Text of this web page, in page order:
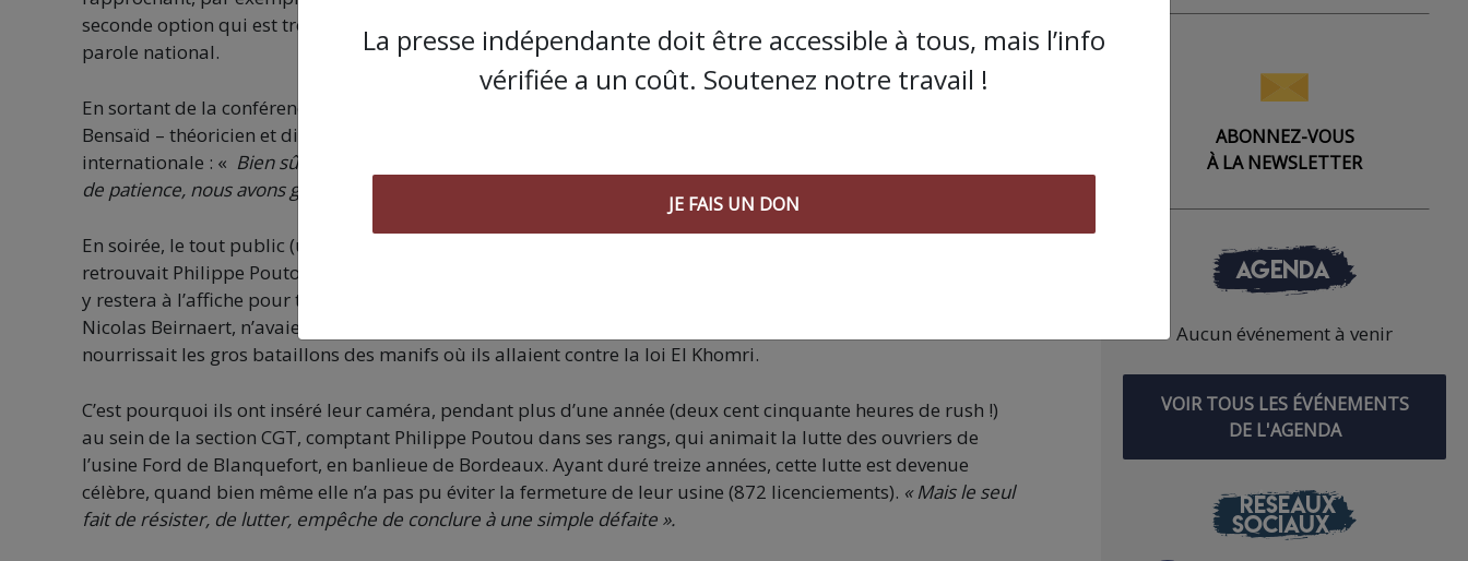
seconde option qui est très largement majoritaire, a-t-il été assuré, autour d’un Philippe Poutou porte-
parole national.
En sortant de la conférence, on remarquait sur une affiche collector, dans le local, les propos de Daniel
Bensaïd – théoricien et dirigeant historique de la Ligue Communiste Révolutionnaire et de la Quatrième
internationale : « Bien sûr nous avons eu davantage de soirées défaites que de matins triomphants. Et à force
de patience, nous avons gagné le droit précieux de recommencer…. »
En soirée, le tout public (une salle archi pleine, bon nombre de jeunes, quelques syndicalistes aussi)
retrouvait Philippe Poutou au cinéma Utopia, qui programme le film
y restera à l’affiche pour trois semaines. Il est passionnant. Au départ, ses jeunes auteurs, Jamila Jendari et
Nicolas Beirnaert, n’avaient d’autre motivation que d’observer de quoi est fait le militantisme syndical qui
nourrissait les gros bataillons des manifs où ils allaient contre la loi El Khomri.
C’est pourquoi ils ont inséré leur caméra, pendant plus d’une année (deux cent cinquante heures de rush !)
au sein de la section CGT, comptant Philippe Poutou dans ses rangs, qui animait la lutte des ouvriers de
l’usine Ford de Blanquefort, en banlieue de Bordeaux. Ayant duré treize années, cette lutte est devenue
célèbre, quand bien même elle n’a pas pu éviter la fermeture de leur usine (872 licenciements). « Mais le seul
fait de résister, de lutter, empêche de conclure à une simple défaite ».
ABONNEZ-VOUS
À LA NEWSLETTER
AGENDA
Aucun événement à venir
VOIR TOUS LES ÉVÉNEMENTS
DE L'AGENDA
RÉSEAUX
SOCIAUX
La presse indépendante doit être accessible à tous, mais l’info
vérifiée a un coût. Soutenez notre travail !
JE FAIS UN DON